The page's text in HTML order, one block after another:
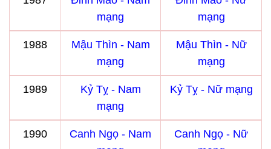
mạng
mạng
1988
Mậu Thìn - Nam
mạng
Mậu Thìn - Nữ
mạng
1989
Kỷ Tỵ - Nam
mạng
Kỷ Tỵ - Nữ mạng
1990
Canh Ngọ - Nam
Canh Ngọ - Nữ